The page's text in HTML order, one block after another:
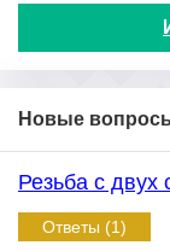
Новые
Резьба с двух
Ответы (1)